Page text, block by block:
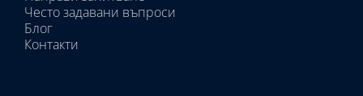
Често задавани въпроси
Блог
Контакти